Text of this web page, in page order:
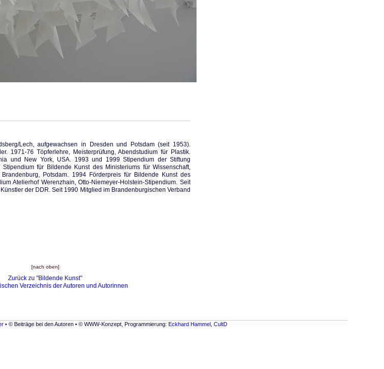
Lech, aufgewachsen in Dresden und Potsdam (seit 1953).
1971-76 Töpferlehre, Meisterprüfung, Abendstudium für Plastik.
und New York, USA. 1993 und 1999 Stipendium der Stiftung
für Bildende Kunst des Ministeriums für Wissenschaft,
Potsdam. 1994 Förderpreis für Bildende Kunst des
Atelierhof Werenzhain, Otto-Niemeyer-Holstein-Stipendium. Seit
der DDR. Seit 1990 Mitglied im Brandenburgischen Verband
[nach oben]
Zurück zu "Bildende Kunst"
Verzeichnis der Autoren und Autorinnen